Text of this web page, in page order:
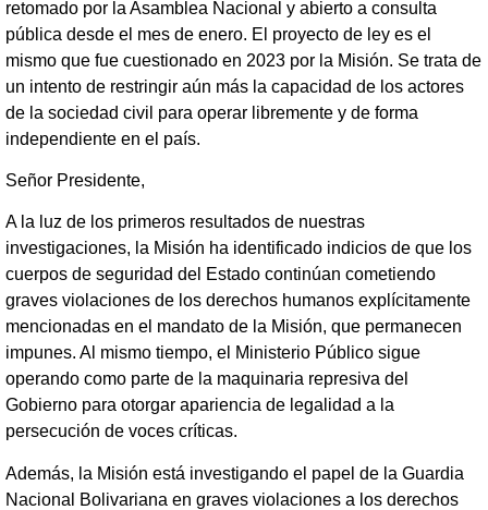
retomado por la Asamblea Nacional y abierto a consulta
pública desde el mes de enero. El proyecto de ley es el
mismo que fue cuestionado en 2023 por la Misión. Se trata de
un intento de restringir aún más la capacidad de los actores
de la sociedad civil para operar libremente y de forma
independiente en el país.
Señor Presidente,
A la luz de los primeros resultados de nuestras
investigaciones, la Misión ha identificado indicios de que los
cuerpos de seguridad del Estado continúan cometiendo
graves violaciones de los derechos humanos explícitamente
mencionadas en el mandato de la Misión, que permanecen
impunes. Al mismo tiempo, el Ministerio Público sigue
operando como parte de la maquinaria represiva del
Gobierno para otorgar apariencia de legalidad a la
persecución de voces críticas.
Además, la Misión está investigando el papel de la Guardia
Nacional Bolivariana en graves violaciones a los derechos